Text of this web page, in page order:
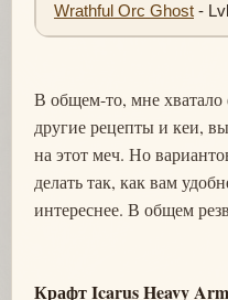
Wrathful Orc Ghost -
В общем-то, мне
другие рецепты и кеи,
на этот меч. Но
делать так, как вам
интереснее. В общем
Крафт Icarus Heavy